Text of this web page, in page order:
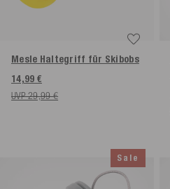
Mesle Haltegriff für Skibobs
14,99 €
UVP 29,99 €
Sale